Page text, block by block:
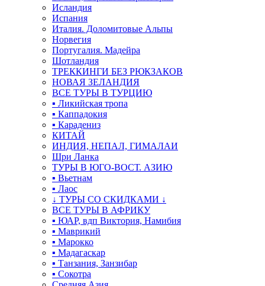
Исландия
Испания
Италия. Доломитовые Альпы
Норвегия
Португалия. Мадейра
Шотландия
ТРЕККИНГИ БЕЗ РЮКЗАКОВ
НОВАЯ ЗЕЛАНДИЯ
ВСЕ ТУРЫ В ТУРЦИЮ
▪ Ликийская тропа
▪ Каппадокия
▪ Карадениз
КИТАЙ
ИНДИЯ, НЕПАЛ, ГИМАЛАИ
Шри Ланка
ТУРЫ В ЮГО-ВОСТ. АЗИЮ
▪ Вьетнам
▪ Лаос
↓ ТУРЫ СО СКИДКАМИ ↓
ВСЕ ТУРЫ В АФРИКУ
▪ ЮАР, вдп Виктория, Намибия
▪ Маврикий
▪ Марокко
▪ Мадагаскар
▪ Танзания, Занзибар
▪ Сокотра